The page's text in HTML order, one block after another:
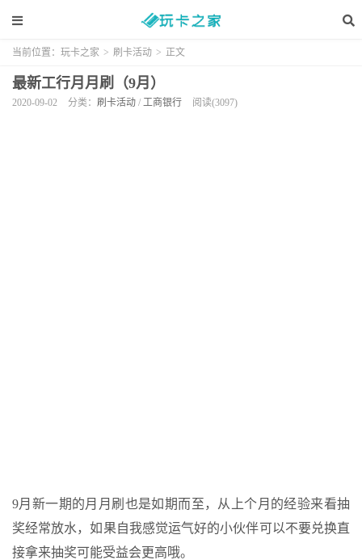
当前位置： 玩卡之家 > 刷卡活动 > 正文
最新工行月月刷（9月）
2020-09-02 分类： 刷卡活动 / 工商银行 阅读(3097)
9月新一期的月月刷也是如期而至，从上个月的经验来看抽
奖经常放水，如果自我感觉运气好的小伙伴可以不要兑换直
接拿来抽奖可能受益会更高哦。